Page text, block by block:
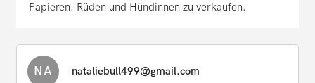
Papieren. Rüden und Hündinnen zu verkaufen.
NA nataliebull499@gmail.com